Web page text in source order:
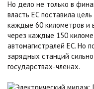
Но дело не только в
власть ЕС поставила
каждые 60 километров и
через каждые 150
автомагистралей ЕС. Но
зарядных станций
государствах-членах.